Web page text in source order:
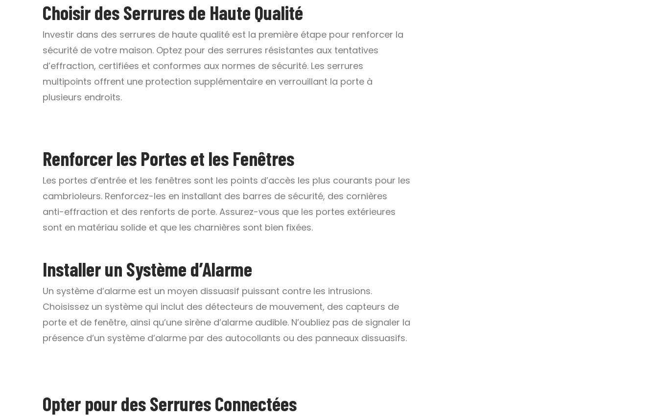
Choisir des Serrures de Haute Qualité
Investir dans des serrures de haute qualité est la première étape pour renforcer la
sécurité de votre maison. Optez pour des serrures résistantes aux tentatives
d’effraction, certifiées et conformes aux normes de sécurité. Les serrures
multipoints offrent une protection supplémentaire en verrouillant la porte à
plusieurs endroits.
Renforcer les Portes et les Fenêtres
Les portes d’entrée et les fenêtres sont les points d’accès les plus courants pour les
cambrioleurs. Renforcez-les en installant des barres de sécurité, des cornières
anti-effraction et des renforts de porte. Assurez-vous que les portes extérieures
sont en matériau solide et que les charnières sont bien fixées.
Installer un Système d’Alarme
Un système d’alarme est un moyen dissuasif puissant contre les intrusions.
Choisissez un système qui inclut des détecteurs de mouvement, des capteurs de
porte et de fenêtre, ainsi qu’une sirène d’alarme audible. N’oubliez pas de signaler la
présence d’un système d’alarme par des autocollants ou des panneaux dissuasifs.
Opter pour des Serrures Connectées